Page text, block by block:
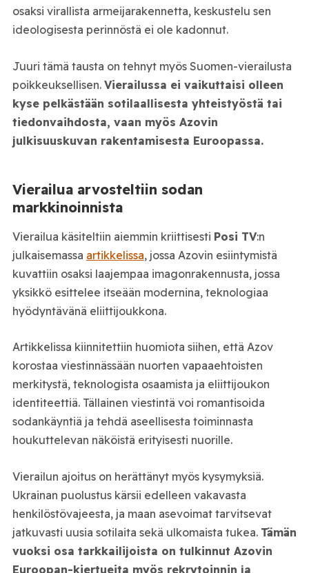
osaksi virallista armeijarakennetta, keskustelu sen
ideologisesta perinnöstä ei ole kadonnut.
Juuri tämä tausta on tehnyt myös Suomen-vierailusta
poikkeuksellisen. Vierailussa ei vaikuttaisi olleen
kyse pelkästään sotilaallisesta yhteistyöstä tai
tiedonvaihdosta, vaan myös Azovin
julkisuuskuvan rakentamisesta Euroopassa.
Vierailua arvosteltiin sodan
markkinoinnista
Vierailua käsiteltiin aiemmin kriittisesti Posi TV:n
julkaisemassa artikkelissa, jossa Azovin esiintymistä
kuvattiin osaksi laajempaa imagonrakennusta, jossa
yksikkö esittelee itseään modernina, teknologiaa
hyödyntävänä eliittijoukkona.
Artikkelissa kiinnitettiin huomiota siihen, että Azov
korostaa viestinnässään nuorten vapaaehtoisten
merkitystä, teknologista osaamista ja eliittijoukon
identiteettiä. Tällainen viestintä voi romantisoida
sodankäyntiä ja tehdä aseellisesta toiminnasta
houkuttelevan näköistä erityisesti nuorille.
Vierailun ajoitus on herättänyt myös kysymyksiä.
Ukrainan puolustus kärsii edelleen vakavasta
henkilöstövajeesta, ja maan asevoimat tarvitsevat
jatkuvasti uusia sotilaita sekä ulkomaista tukea. Tämän
vuoksi osa tarkkailijoista on tulkinnut Azovin
Euroopan-kiertueita myös rekrytoinnin ja